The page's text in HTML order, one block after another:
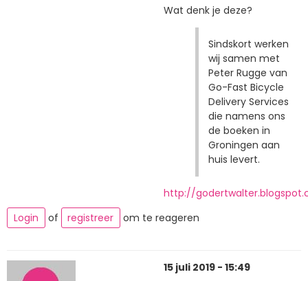
Wat denk je deze?
Sindskort werken
wij samen met
Peter Rugge van
Go-Fast Bicycle
Delivery Services
die namens ons
de boeken in
Groningen aan
huis levert.
http://
Login
of registreer om te reageren
15 juli 2019 - 15:49